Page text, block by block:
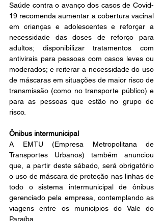
Saúde contra o avanço dos casos de Covid-
19 recomenda aumentar a cobertura vacinal
em crianças e adolescentes e reforçar a
necessidade das doses de reforço para
adultos; disponibilizar tratamentos com
antivirais para pessoas com casos leves ou
moderados; e reiterar a necessidade do uso
de máscaras em situações de maior risco de
transmissão (como no transporte público) e
para as pessoas que estão no grupo de
risco.
Ônibus intermunicipal
A EMTU (Empresa Metropolitana de
Transportes Urbanos) também anunciou
que, a partir deste sábado, será obrigatório
o uso de máscara de proteção nas linhas de
todo o sistema intermunicipal de ônibus
gerenciado pela empresa, contemplando as
viagens entre os municípios do Vale do
Paraíba.